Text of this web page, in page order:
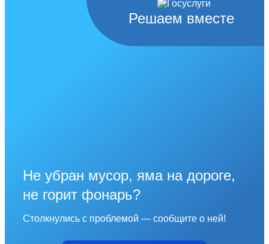
Решаем вместе
Не убран мусор, яма на дороге,
не горит фонарь?
Столкнулись с проблемой — сообщите о ней!